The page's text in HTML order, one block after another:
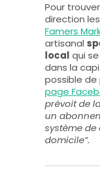
Pour
direction
Famers
artisanal
local qui
dans la
possible
page
prévoit de
un
système
domicile”.